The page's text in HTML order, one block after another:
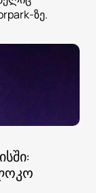
ზე.